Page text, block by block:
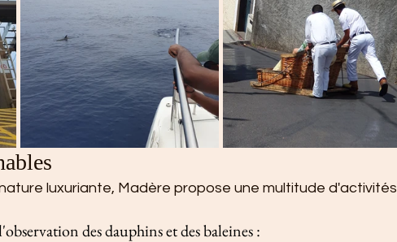
luxuriante, Madère propose une multitude d'activités
des dauphins et des baleines :